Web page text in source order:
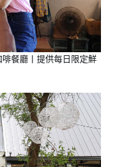
餐廳丨提供每日限定鮮